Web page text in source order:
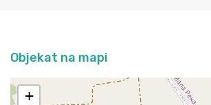
Objekat na mapi
+